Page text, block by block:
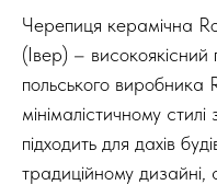
Черепиця керамічна
(Івер) –
польського
мінімалістичному
підходить для дахів
традиційному